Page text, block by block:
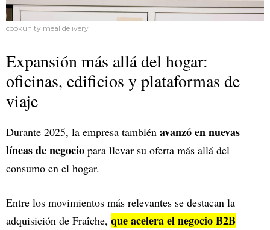
cookunity meal delivery
Expansión más allá del hogar:
oficinas, edificios y plataformas de
viaje
Durante 2025, la empresa también avanzó en nuevas
líneas de negocio para llevar su oferta más allá del
consumo en el hogar.
Entre los movimientos más relevantes se destacan la
adquisición de Fraîche, que acelera el negocio B2B